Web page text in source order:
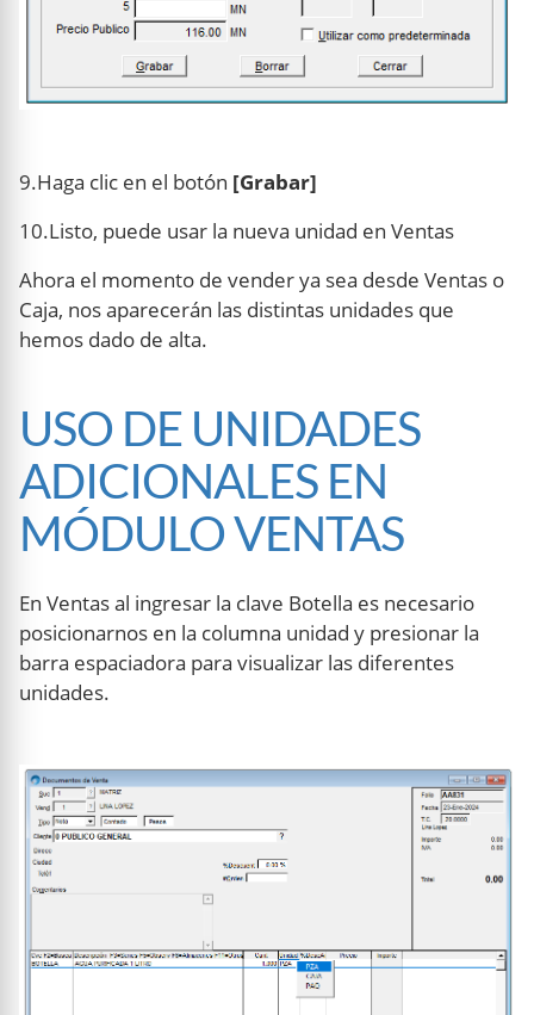
9.Haga clic en el botón [Grabar]
10.Listo, puede usar la nueva unidad en Ventas
Ahora el momento de vender ya sea desde Ventas o
Caja, nos aparecerán las distintas unidades que
hemos dado de alta.
USO DE UNIDADES
ADICIONALES EN
MÓDULO VENTAS
En Ventas al ingresar la clave Botella es necesario
posicionarnos en la columna unidad y presionar la
barra espaciadora para visualizar las diferentes
unidades.